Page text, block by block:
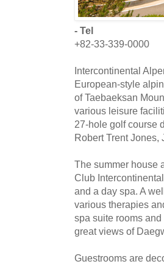
- Tel
+82-33-339-0000
Intercontinental
European-style
of Taebaeksan
various leisure
27-hole golf course
Robert Trent Jones,
The summer house
Club
and a day spa. A
various therapies
spa suite rooms
great views of
Guestrooms are